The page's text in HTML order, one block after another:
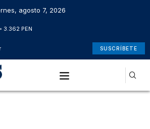
agosto 7, 2026
3.362 PEN
SUSCRÍBETE